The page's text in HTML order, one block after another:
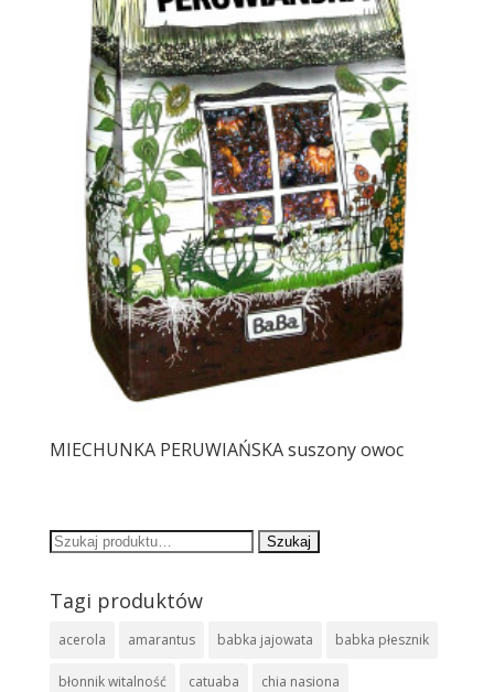
MIECHUNKA PERUWIAŃSKA suszony owoc
Szukaj:
Tagi produktów
acerola amarantus babka jajowata babka płesznik
błonnik witalność catuaba chia nasiona